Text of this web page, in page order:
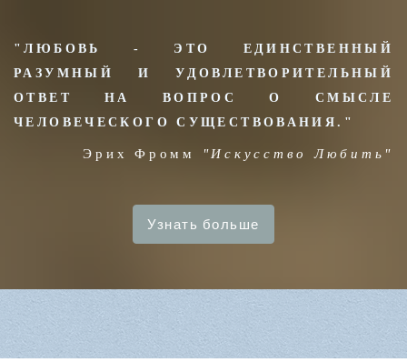
"ЛЮБОВЬ - ЭТО ЕДИНСТВЕННЫЙ
РАЗУМНЫЙ И УДОВЛЕТВОРИТЕЛЬНЫЙ
ОТВЕТ НА ВОПРОС О СМЫСЛЕ
ЧЕЛОВЕЧЕСКОГО СУЩЕСТВОВАНИЯ."
Эрих Фромм "Искусство Любить"
Узнать больше